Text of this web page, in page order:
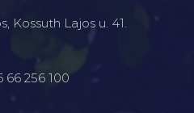
Kossuth Lajos u. 41.
66 256 100